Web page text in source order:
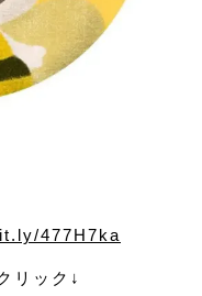
477H7ka
リック↓